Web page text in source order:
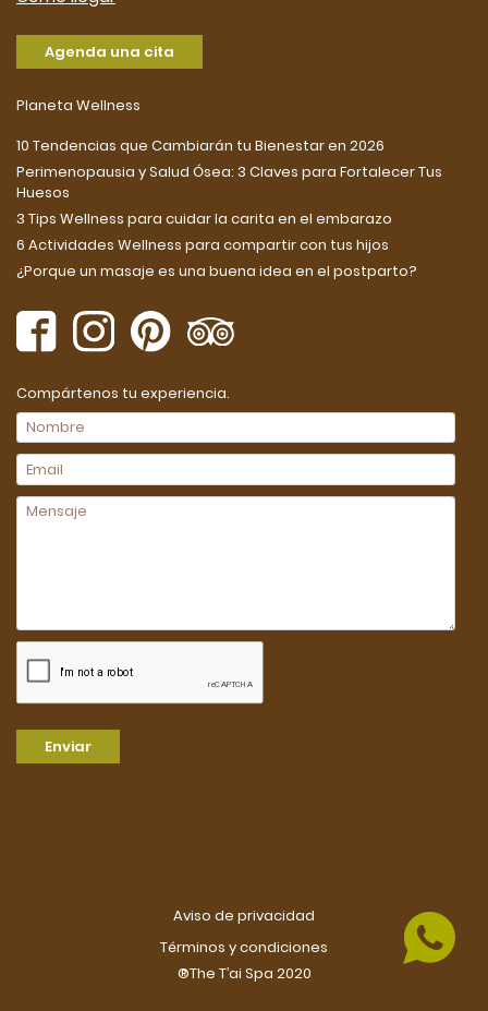
Agenda una cita
Planeta Wellness
10 Tendencias que Cambiarán tu Bienestar en 2026
Perimenopausia y Salud Ósea: 3 Claves para Fortalecer Tus
Huesos
3 Tips Wellness para cuidar la carita en el embarazo
6 Actividades Wellness para compartir con tus hijos
¿Porque un masaje es una buena idea en el postparto?
Compártenos tu experiencia.
Enviar
Aviso de privacidad
Términos y condiciones
®The T’ai Spa 2020